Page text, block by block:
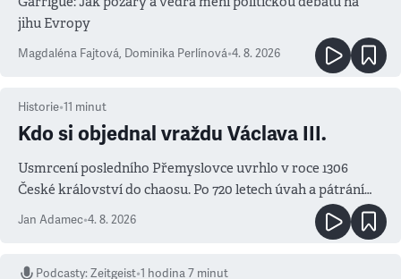
jihu Evropy
Magdaléna Fajtová, Dominika Perlínová•4. 8. 2026
Historie•11 minut
Kdo si objednal vraždu Václava III.
Usmrcení posledního Přemyslovce uvrhlo v roce 1306
České království do chaosu. Po 720 letech úvah a pátrání
známe jména podezřelých
Jan Adamec•4. 8. 2026
Podcasty:Zeitgeist•1 hodina 7 minut